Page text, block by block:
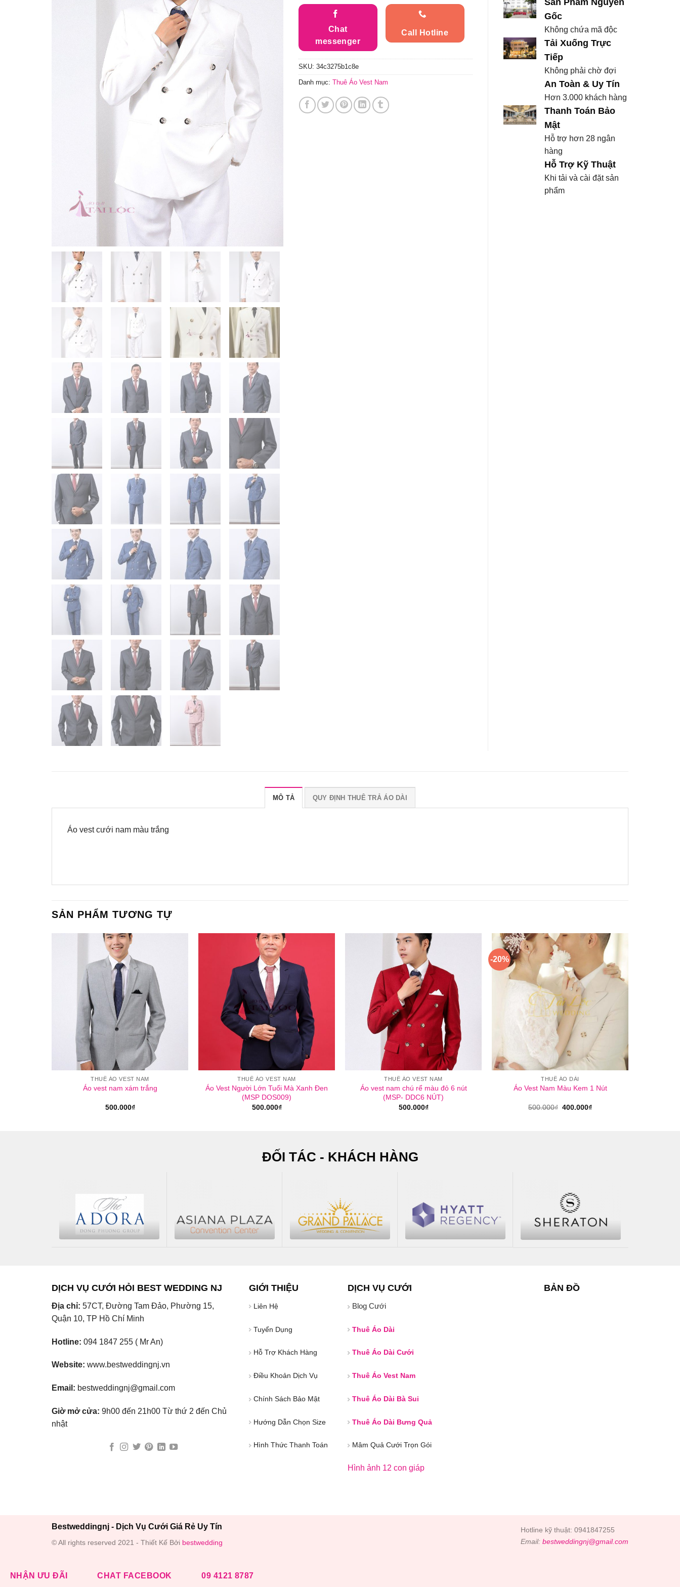
Chat
messenger
Call Hotline
SKU: 34c3275b1c8e
Danh mục: Thuê Áo Vest Nam
Gốc
Không chứa mã độc
Tải Xuống Trực
Tiếp
Không phải chờ đợi
An Toàn & Uy Tín
Hơn 3.000 khách hàng
Thanh Toán Bảo
Mật
Hỗ trợ hơn 28 ngân
hàng
Hỗ Trợ Kỹ Thuật
Khi tải và cài đặt sản
phẩm
MÔ TẢ QUY ĐỊNH THUÊ TRẢ ÁO DÀI
Áo vest cưới nam màu trắng
SẢN PHẨM TƯƠNG TỰ
THUÊ ÁO VEST NAM
Áo vest nam xám trắng
500.000₫
THUÊ ÁO VEST NAM
Áo Vest Người Lớn Tuổi Mà Xanh Đen
(MSP DOS009)
500.000₫
THUÊ ÁO VEST NAM
Áo vest nam chú rể màu đỏ 6 nút
(MSP- DDC6 NÚT)
500.000₫
-20%
THUÊ ÁO DÀI
Áo Vest Nam Màu Kem 1 Nút
500.000₫ Giá
400.000₫Giá
ĐỐI TÁC - KHÁCH HÀNG
DỊCH VỤ CƯỚI HỎI BEST WEDDING NJ
Địa chỉ: 57CT, Đường Tam Đảo, Phường 15,
Quận 10, TP Hồ Chí Minh
Hotline: 094 1847 255 ( Mr An)
Website: www.bestweddingnj.vn
Email: bestweddingnj@gmail.com
Giờ mở cửa: 9h00 đến 21h00 Từ thứ 2 đến Chủ
nhật
GIỚI THIỆU
Liên Hệ
Tuyển Dụng
Hỗ Trợ Khách Hàng
Điều Khoản Dịch Vụ
Chính Sách Bảo Mật
Hướng Dẫn Chọn Size
Hình Thức Thanh Toán
DỊCH VỤ CƯỚI
Blog Cưới
Thuê Áo Dài
Thuê Áo Dài Cưới
Thuê Áo Vest Nam
Thuê Áo Dài Bà Sui
Thuê Áo Dài Bưng Quả
Mâm Quả Cưới Trọn Gói
Hình ảnh 12 con giáp
BẢN ĐỒ
Hotline kỹ thuật: 0941847255
Email: bestweddingnj@gmail.com
Bestweddingnj - Dịch Vụ Cưới Giá Rẻ Uy Tín
© All rights reserved 2021 - Thiết Kế Bởi bestwedding
NHẬN ƯU ĐÃI CHAT FACEBOOK 09 4121 8787